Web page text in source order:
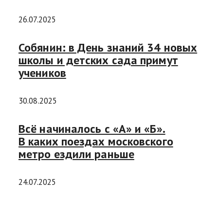
26.07.2025
Собянин: в День знаний 34 новых
школы и детских сада примут
учеников
30.08.2025
Всё начиналось с «А» и «Б».
В каких поездах московского
метро ездили раньше
24.07.2025